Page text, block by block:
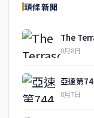
頭條新聞
The
8月8日
亞速第
8月7日